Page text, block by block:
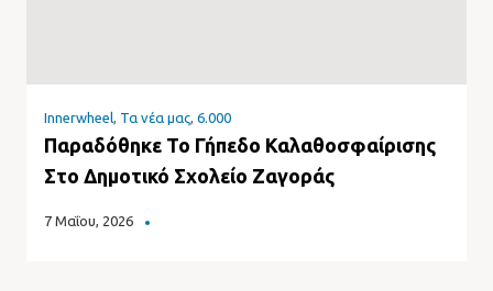
Innerwheel, Τα νέα μας, 6.000
Παραδόθηκε Το Γήπεδο Καλαθοσφαίρισης
Στο Δημοτικό Σχολείο Ζαγοράς
7 Μαΐου, 2026